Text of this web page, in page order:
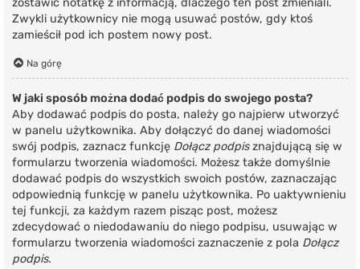
Zwykli użytkownicy nie mogą usuwać postów, gdy ktoś
zamieścił pod ich postem nowy post.
Na górę
W jaki sposób można dodać podpis do swojego posta?
Aby dodawać podpis do posta, należy go najpierw utworzyć
w panelu użytkownika. Aby dołączyć do danej wiadomości
swój podpis, zaznacz funkcję Dołącz podpisznajdującą się w
formularzu tworzenia wiadomości. Możesz także domyślnie
dodawać podpis do wszystkich swoich postów, zaznaczając
odpowiednią funkcję w panelu użytkownika. Po uaktywnieniu
tej funkcji, za każdym razem pisząc post, możesz
zdecydować o niedodawaniu do niego podpisu, usuwając w
formularzu tworzenia wiadomości zaznaczenie z pola Dołącz
podpis.